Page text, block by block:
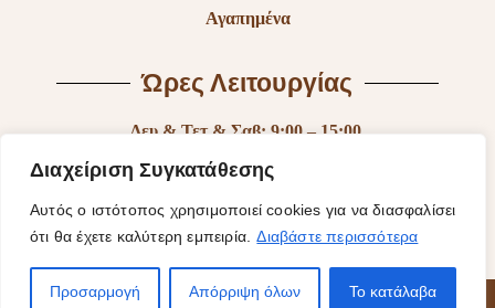
Διαχείριση Συγκατάθεσης
Αυτός ο ιστότοπος χρησιμοποιεί cookies για να διασφαλίσει
ότι θα έχετε καλύτερη εμπειρία. Διαβάστε περισσότερα
Προσαρμογή Απόρριψη όλων Το κατάλαβα
Αγαπημένα
Ώρες Λειτουργίας
Δευ & Τετ & Σαβ: 9:00 – 15:00
Τρι & Παρ: 9:00 – 14:30 & 17:30-21:00
Πεμ: 9:00-18:00
Κυρ: Κλειστά